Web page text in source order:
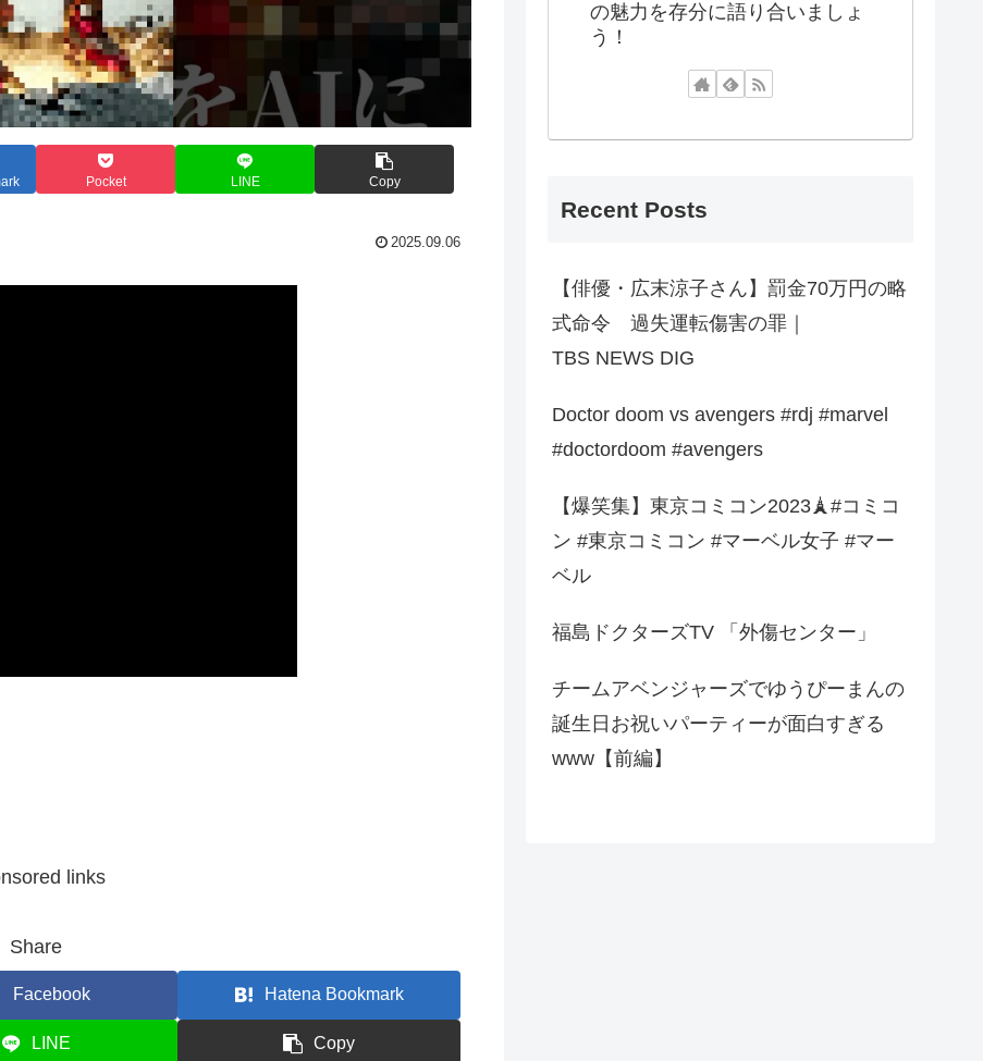
Pocket LINE Copy
2025.09.06
links
Share
Facebook Hatena Bookmark
LINE Copy
の魅力を存分に語り合いましょ
う！
Recent Posts
【俳優・広末涼子さん】罰金70万円の略
式命令 過失運転傷害の罪｜
TBS NEWS DIG
Doctor doom vs avengers #rdj #marvel
#doctordoom #avengers
【爆笑集】東京コミコン2023🗼#コミコ
ン #東京コミコン #マーベル女子 #マー
ベル
福島ドクターズTV 「外傷センター」
チームアベンジャーズでゆうぴーまんの
誕生日お祝いパーティーが面白すぎる
www【前編】